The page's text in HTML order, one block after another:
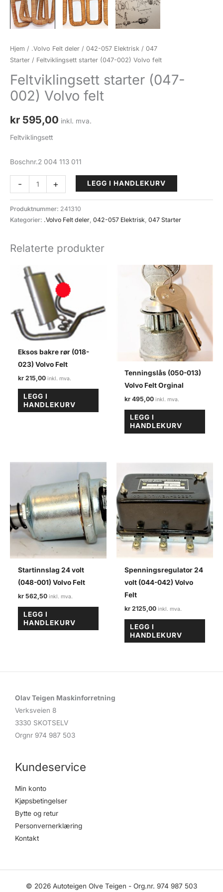
Hjem / .Volvo Felt deler / 042-057 Elektrisk / 047
Starter / Feltviklingsett starter (047-002) Volvo felt
Feltviklingsett starter (047-
002) Volvo felt
kr 595,00 inkl. mva.
Feltviklingsett
Boschnr.2 004 113 011
-
Feltviklingsett
starter
(047-
002)
felt
+ LEGG I HANDLEKURV
Produktnummer: 241310
Kategorier: .Volvo Felt deler 042-057 Elektrisk 047 Starter
Relaterte produkter
Eksos bakre rør (018-
023) Volvo Felt
kr 215,00
LEGG I
HANDLEKURV
Tenningslås (050-013)
Volvo Felt Orginal
kr 495,00
LEGG I
HANDLEKURV
Startinnslag 24 volt
(048-001) Volvo Felt
kr 562,50
LEGG I
HANDLEKURV
Spenningsregulator 24
volt (044-042) Volvo
Felt
kr 2125,00
LEGG I
HANDLEKURV
Olav Teigen Maskinforretning
Verksveien 8
3330 SKOTSELV
Orgnr 974 987 503
Kundeservice
Min konto
Kjøpsbetingelser
Bytte og retur
Personvernerklæring
Kontakt
© 2026 Autoteigen Olve Teigen - Org.nr. 974 987 503